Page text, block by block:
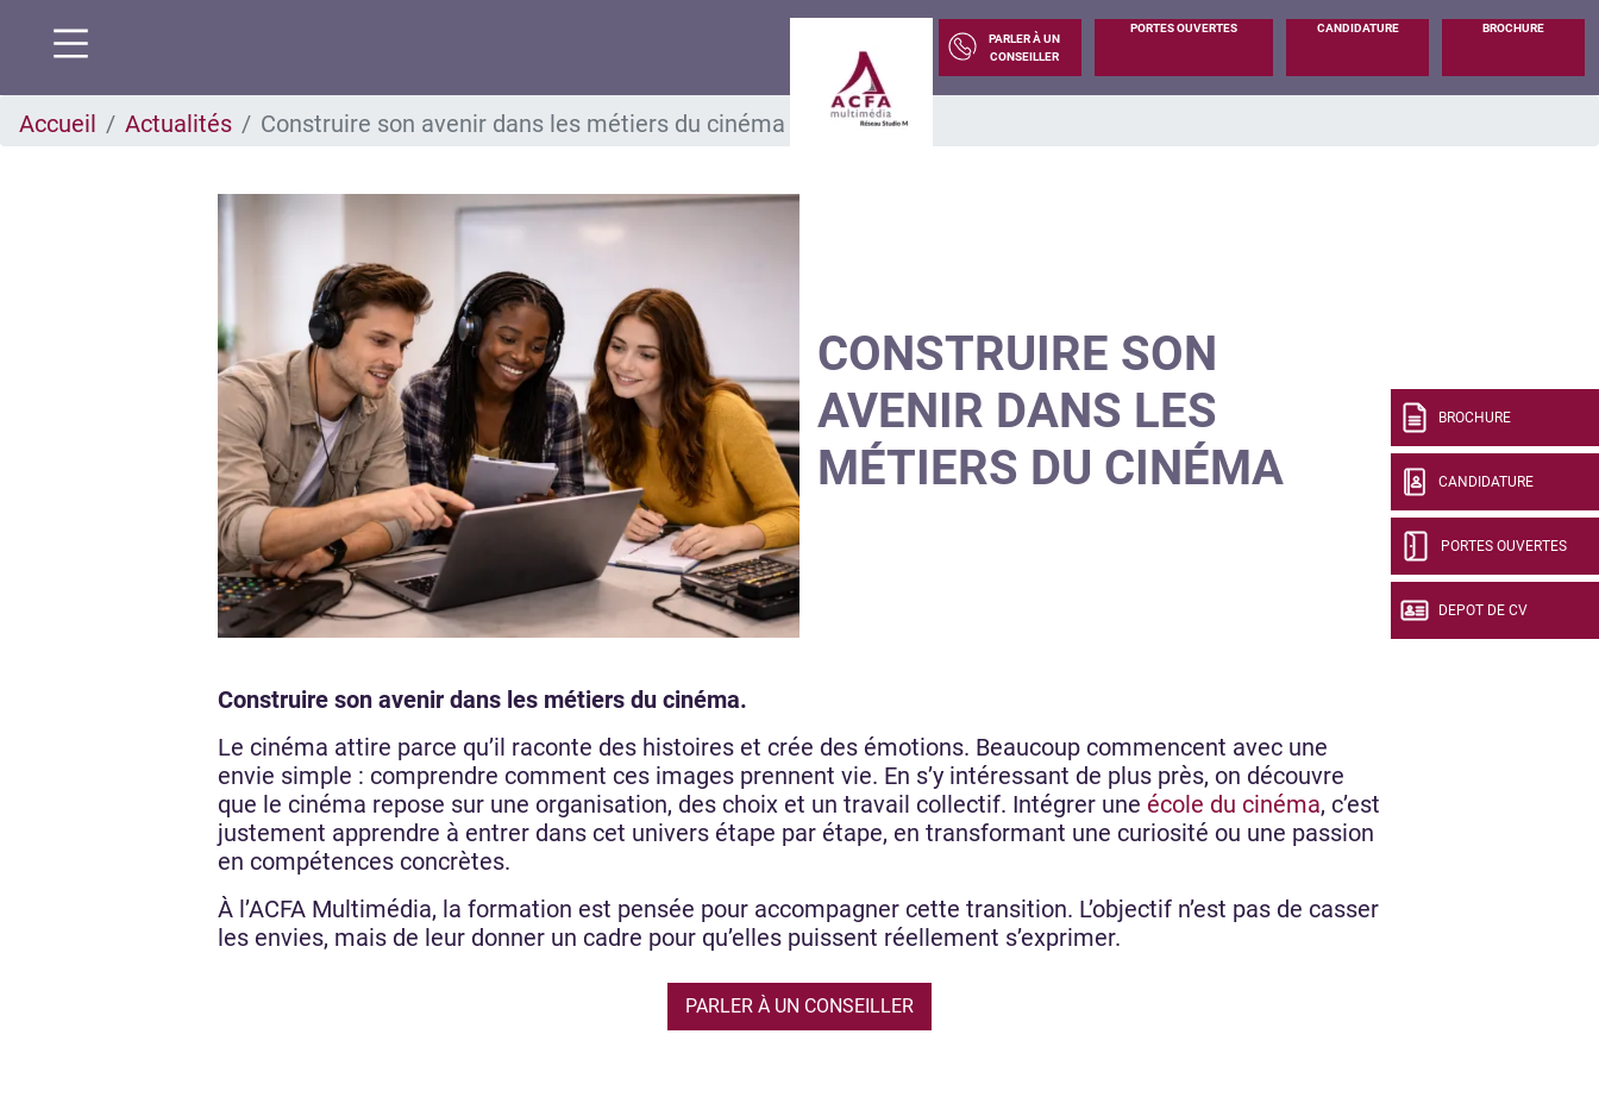
au
PARLER À UN
CONSEILLER
PORTES OUVERTES CANDIDATURE BROCHURE
BROCHURE
CANDIDATURE
PORTES OUVERTES
DEPOT DE CV
Accueil Actualités Construire son avenir dans les métiers du cinéma
CONSTRUIRE SON
AVENIR DANS LES
MÉTIERS DU CINÉMA
Construire son avenir dans les métiers du cinéma.
Le cinéma attire parce qu’il raconte des histoires et crée des émotions. Beaucoup commencent avec une
envie simple : comprendre comment ces images prennent vie. En s’y intéressant de plus près, on découvre
que le cinéma repose sur une organisation, des choix et un travail collectif. Intégrer une école du cinéma, c’est
justement apprendre à entrer dans cet univers étape par étape, en transformant une curiosité ou une passion
en compétences concrètes.
À l’ACFA Multimédia, la formation est pensée pour accompagner cette transition. L’objectif n’est pas de casser
les envies, mais de leur donner un cadre pour qu’elles puissent réellement s’exprimer.
PARLER À UN CONSEILLER